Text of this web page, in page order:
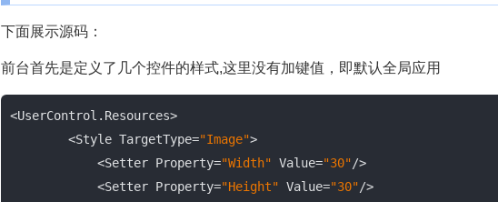
下面展示源码：
前台首先是定义了几个控件的样式,这里没有加键值，即默认全局应用
<UserControl.Resources>
        <Style TargetType=
"Image">
            <Setter Property=
"Width" Value="30"/>
            <Setter Property=
"Height" Value="30"/>